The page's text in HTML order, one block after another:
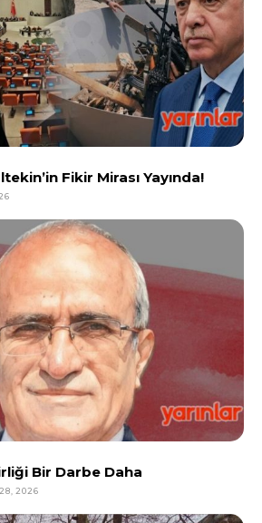
Fikir Mirası Yayında!
Bir Darbe Daha
2026